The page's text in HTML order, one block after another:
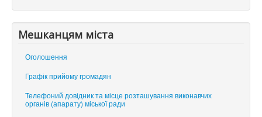
Мешканцям міста
Оголошення
Графік прийому громадян
Телефоний довідник та місце розташування виконавчих
органів (апарату) міської ради